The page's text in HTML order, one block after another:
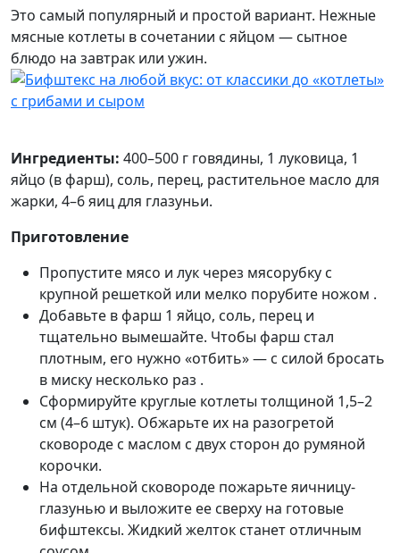
Это самый популярный и простой вариант. Нежные
мясные котлеты в сочетании с яйцом — сытное
блюдо на завтрак или ужин.
Ингредиенты: 400–500 г говядины, 1 луковица, 1
яйцо (в фарш), соль, перец, растительное масло для
жарки, 4–6 яиц для глазуньи.
Приготовление
Пропустите мясо и лук через мясорубку с
крупной решеткой или мелко порубите ножом .
Добавьте в фарш 1 яйцо, соль, перец и
тщательно вымешайте. Чтобы фарш стал
плотным, его нужно «отбить» — с силой бросать
в миску несколько раз .
Сформируйте круглые котлеты толщиной 1,5–2
см (4–6 штук). Обжарьте их на разогретой
сковороде с маслом с двух сторон до румяной
корочки.
На отдельной сковороде пожарьте яичницу-
глазунью и выложите ее сверху на готовые
бифштексы. Жидкий желток станет отличным